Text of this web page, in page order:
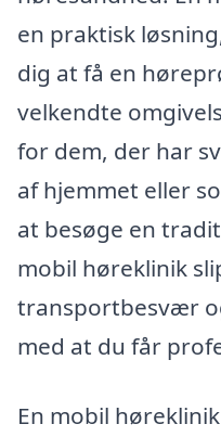
en praktisk
dig at få en
velkendte
for dem, der har
af hjemmet eller
at besøge en
mobil høreklinik
transportbesvær
med at du får
En mobil